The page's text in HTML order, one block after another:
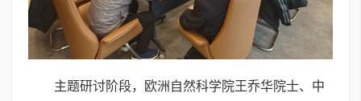
主题研讨阶段，欧洲自然科学院王乔华院士、中